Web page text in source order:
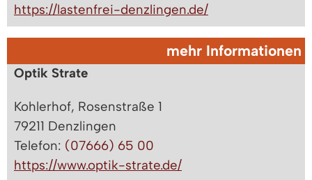
https://lastenfrei-denzlingen.de/
mehr Informationen
Optik Strate
Kohlerhof, Rosenstraße 1
79211 Denzlingen
Telefon: (07666) 65 00
https://www.optik-strate.de/